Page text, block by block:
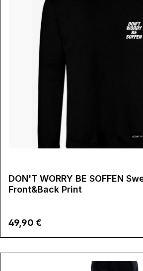
DON'T WORRY BE SOFFEN
Front&Back Print
Regulärer Preis:
49,90 €